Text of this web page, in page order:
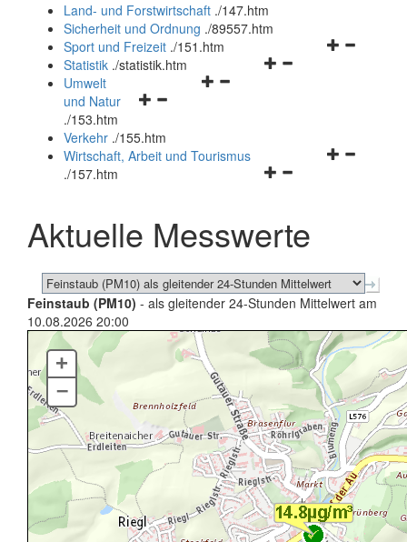
und
schließen
Land- und Forstwirtschaft ./147.htm
Sicherheit und Ordnung ./89557.htm
Navigationsmenü
Sport und Freizeit ./151.htm
Navigationsmenü
Statistik ./statistik.htm
Navigationsmenü
und
schließen
Umwelt
und Natur
./153.htm
Verkehr ./155.htm
Navigationsmenü
schließen
Wirtschaft, Arbeit und Tourismus
./157.htm
Aktuelle Messwerte
Feinstaub (PM10) - als gleitender 24-Stunden Mittelwert am
10.08.2026 20:00
+
–